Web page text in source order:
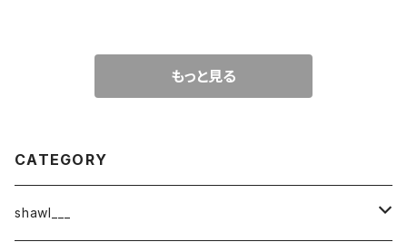
もっと見る
CATEGORY
shawl___